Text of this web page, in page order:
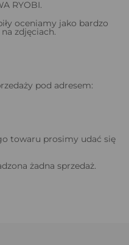
RYOBI.
oceniamy jako bardzo
zdjęciach.
pod adresem:
towaru prosimy udać się
żadna sprzedaż.